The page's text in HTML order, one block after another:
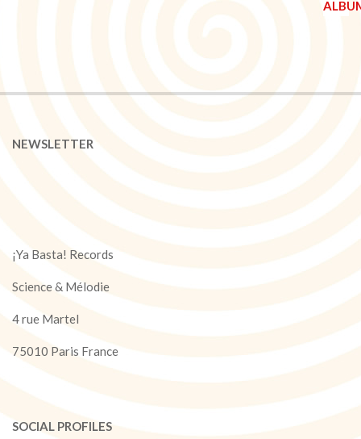
NEWSLETTER
¡Ya Basta! Records
Science & Mélodie
4 rue Martel
75010 Paris France
SOCIAL PROFILES